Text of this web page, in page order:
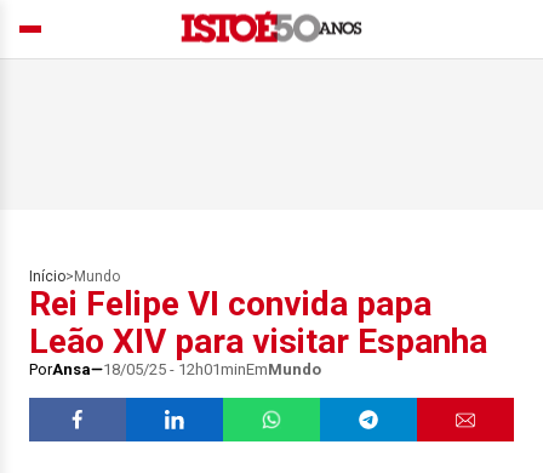
Início> Mundo
Rei Felipe VI convida papa
Leão XIV para visitar Espanha
PorAnsa 18/05/25 - 12h01minEmMundo